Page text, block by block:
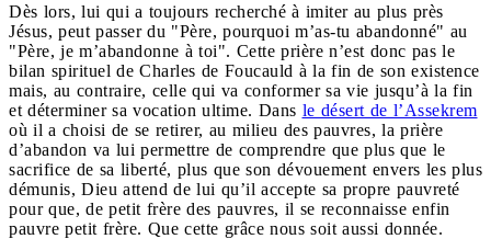
Dès lors, lui qui a toujours recherché à imiter au plus près
Jésus, peut passer du "Père, pourquoi m’as-tu abandonné" au
"Père, je m’abandonne à toi". Cette prière n’est donc pas le
bilan spirituel de Charles de Foucauld à la fin de son existence
mais, au contraire, celle qui va conformer sa vie jusqu’à la fin
et déterminer sa vocation ultime. Dans le désert de l’Assekrem
où il a choisi de se retirer, au milieu des pauvres, la prière
d’abandon va lui permettre de comprendre que plus que le
sacrifice de sa liberté, plus que son dévouement envers les plus
démunis, Dieu attend de lui qu’il accepte sa propre pauvreté
pour que, de petit frère des pauvres, il se reconnaisse enfin
pauvre petit frère. Que cette grâce nous soit aussi donnée.